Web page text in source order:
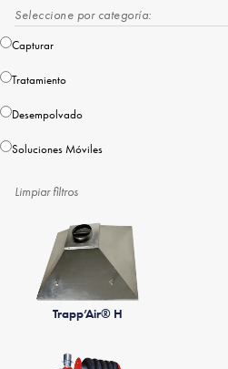
Seleccione por categoría:
Capturar
Tratamiento
Desempolvado
Soluciones Móviles
Limpiar filtros
Trapp’Air® H